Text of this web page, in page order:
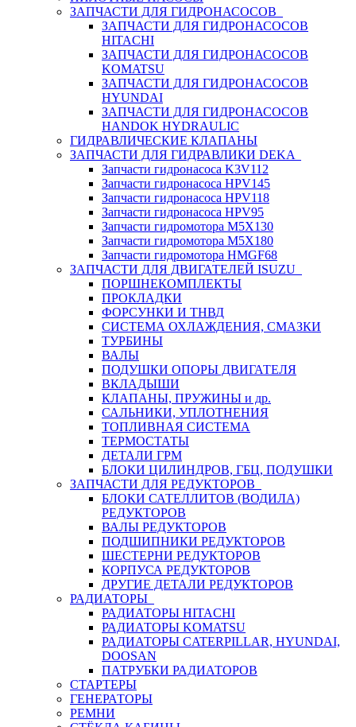
ЗАПЧАСТИ ДЛЯ ГИДРОНАСОСОВ
ЗАПЧАСТИ ДЛЯ ГИДРОНАСОСОВ
HITACHI
ЗАПЧАСТИ ДЛЯ ГИДРОНАСОСОВ
KOMATSU
ЗАПЧАСТИ ДЛЯ ГИДРОНАСОСОВ
HYUNDAI
ЗАПЧАСТИ ДЛЯ ГИДРОНАСОСОВ
HANDOK HYDRAULIC
ГИДРАВЛИЧЕСКИЕ КЛАПАНЫ
ЗАПЧАСТИ ДЛЯ ГИДРАВЛИКИ DEKA
Запчасти гидронасоса K3V112
Запчасти гидронасоса HPV145
Запчасти гидронасоса HPV118
Запчасти гидронасоса HPV95
Запчасти гидромотора M5X130
Запчасти гидромотора M5X180
Запчасти гидромотора HMGF68
ЗАПЧАСТИ ДЛЯ ДВИГАТЕЛЕЙ ISUZU
ПОРШНЕКОМПЛЕКТЫ
ПРОКЛАДКИ
ФОРСУНКИ И ТНВД
СИСТЕМА ОХЛАЖДЕНИЯ, СМАЗКИ
ТУРБИНЫ
ВАЛЫ
ПОДУШКИ ОПОРЫ ДВИГАТЕЛЯ
ВКЛАДЫШИ
КЛАПАНЫ, ПРУЖИНЫ и др.
САЛЬНИКИ, УПЛОТНЕНИЯ
ТОПЛИВНАЯ СИСТЕМА
ТЕРМОСТАТЫ
ДЕТАЛИ ГРМ
БЛОКИ ЦИЛИНДРОВ, ГБЦ, ПОДУШКИ
ЗАПЧАСТИ ДЛЯ РЕДУКТОРОВ
БЛОКИ САТЕЛЛИТОВ (ВОДИЛА)
РЕДУКТОРОВ
ВАЛЫ РЕДУКТОРОВ
ПОДШИПНИКИ РЕДУКТОРОВ
ШЕСТЕРНИ РЕДУКТОРОВ
КОРПУСА РЕДУКТОРОВ
ДРУГИЕ ДЕТАЛИ РЕДУКТОРОВ
РАДИАТОРЫ
РАДИАТОРЫ HITACHI
РАДИАТОРЫ KOMATSU
РАДИАТОРЫ CATERPILLAR, HYUNDAI,
DOOSAN
ПАТРУБКИ РАДИАТОРОВ
СТАРТЕРЫ
ГЕНЕРАТОРЫ
РЕМНИ